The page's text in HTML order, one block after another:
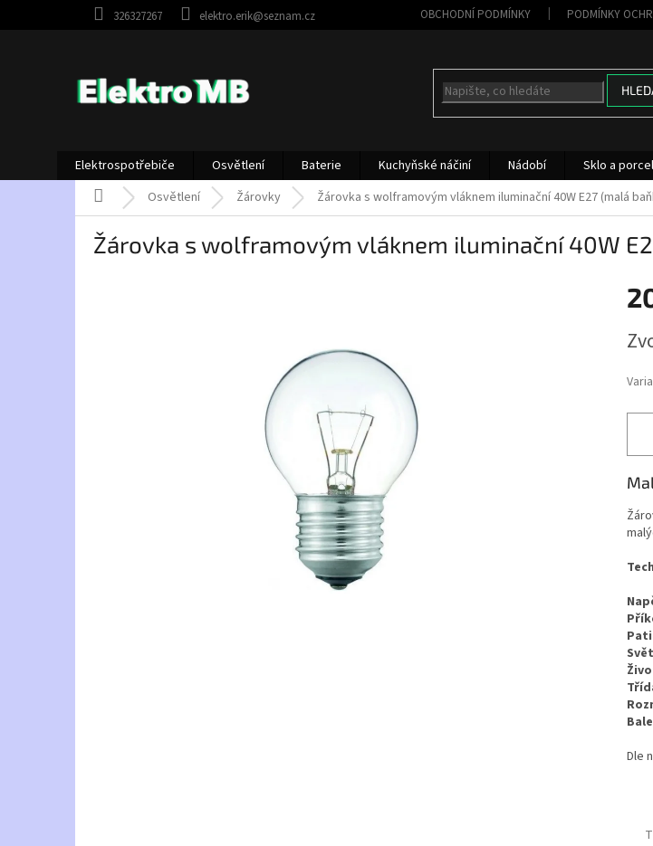
326327267 elektro.erik@seznam.cz OBCHODNÍ PODMÍNKY PODMÍNKY
Elektrospotřebiče Osvětlení Baterie Kuchyňské náčiní Nádobí Sklo a
Domů
Osvětlení Žárovky Žárovka s wolframovým vláknem iluminační 40W E27 (malá
Žárovka s wolframovým vláknem iluminační 40W
Dle